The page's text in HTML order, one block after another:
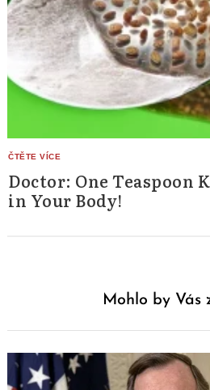
Doctor: One Teaspoon
in Your Body!
Mohlo by Vás